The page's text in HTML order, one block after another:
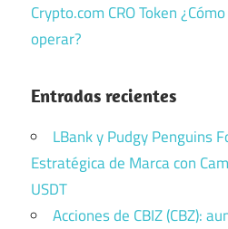
Crypto.com CRO Token
operar?
Entradas recientes
LBank y Pudgy Penguins
Estratégica de Marca con
USDT
Acciones de CBIZ (CBZ):